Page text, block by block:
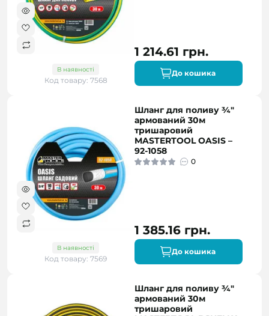
В наявності
Код товару: 7568
1 214.61 грн.
До кошика
В наявності
Код товару: 7569
Шланг для поливу ¾"
армований 30м
тришаровий
MASTERTOOL OASIS –
92-1058
0
1 385.16 грн.
До кошика
Шланг для поливу ¾"
армований 30м
тришаровий